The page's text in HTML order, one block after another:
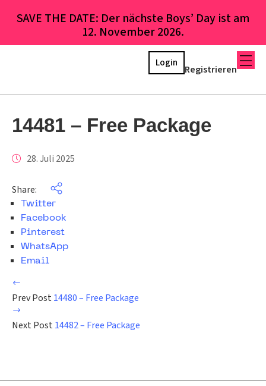
SAVE THE DATE: Der nächste Boys’ Day ist am
12. November 2026.
Registrieren
Login
14481 – Free Package
28. Juli 2025
Share:
Twitter
Facebook
Pinterest
WhatsApp
Email
Prev Post 14480 – Free Package
Next Post 14482 – Free Package